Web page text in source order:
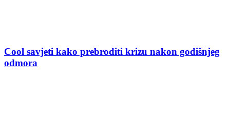
Cool savjeti kako prebroditi krizu nakon godišnjeg
odmora